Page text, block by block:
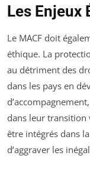
Les Enjeux
Le MACF doit
éthique. La
au détriment des
dans les pays en
dans leur transition
être intégrés dans
d’aggraver les